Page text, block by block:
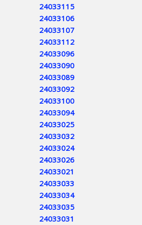
24033115
24033106
24033107
24033112
24033096
24033090
24033089
24033092
24033100
24033094
24033025
24033032
24033024
24033026
24033021
24033033
24033034
24033035
24033031